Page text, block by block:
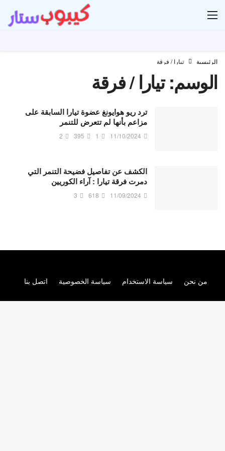
الرئيسية تيارا / فرقة
الوسم:تيارا / فرقة
ترد ريو هوايونغ عضوة تيارا السابقة على
مزاعم بأنها لم تتعرض للتنمر
11/10/2024
1
395
2
الكشف عن تفاصيل فضيحة التنمر التي
دمرت فرقة تيارا : آراء الكوريين
11/09/2024
618
3
من نحن سياسة الاستخدام سياسة الخصوصية اتصل بنا